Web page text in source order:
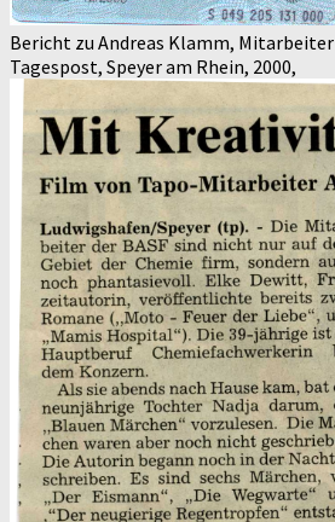
Bericht zu Andreas Klamm,
Tagespost, Speyer am Rhein, 2000,